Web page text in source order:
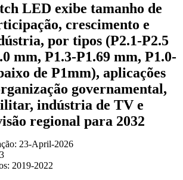
LED exibe tamanho de
crescimento e
por tipos (P2.1-P2.5
mm, P1.3-P1.69 mm, P1.0-
de P1mm), aplicações
governamental,
indústria de TV e
regional para 2032
23-April-2026
2019-2022